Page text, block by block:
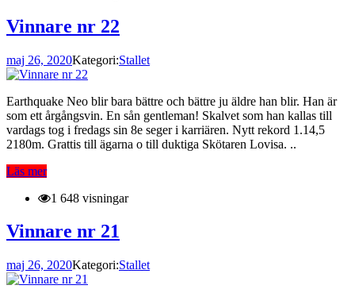
Vinnare nr 22
maj 26, 2020Kategori:Stallet
Earthquake Neo blir bara bättre och bättre ju äldre han blir. Han är
som ett årgångsvin. En sån gentleman! Skalvet som han kallas till
vardags tog i fredags sin 8e seger i karriären. Nytt rekord 1.14,5
2180m. Grattis till ägarna o till duktiga Skötaren Lovisa. ..
Läs mer
1 648 visningar
Vinnare nr 21
maj 26, 2020Kategori:Stallet